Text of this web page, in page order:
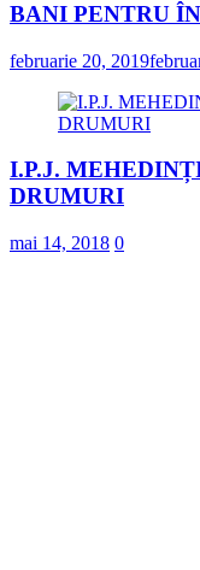
BANI PENTRU
februarie 20, 2019
I.P.J.
DRUMURI
mai 14, 2018 0